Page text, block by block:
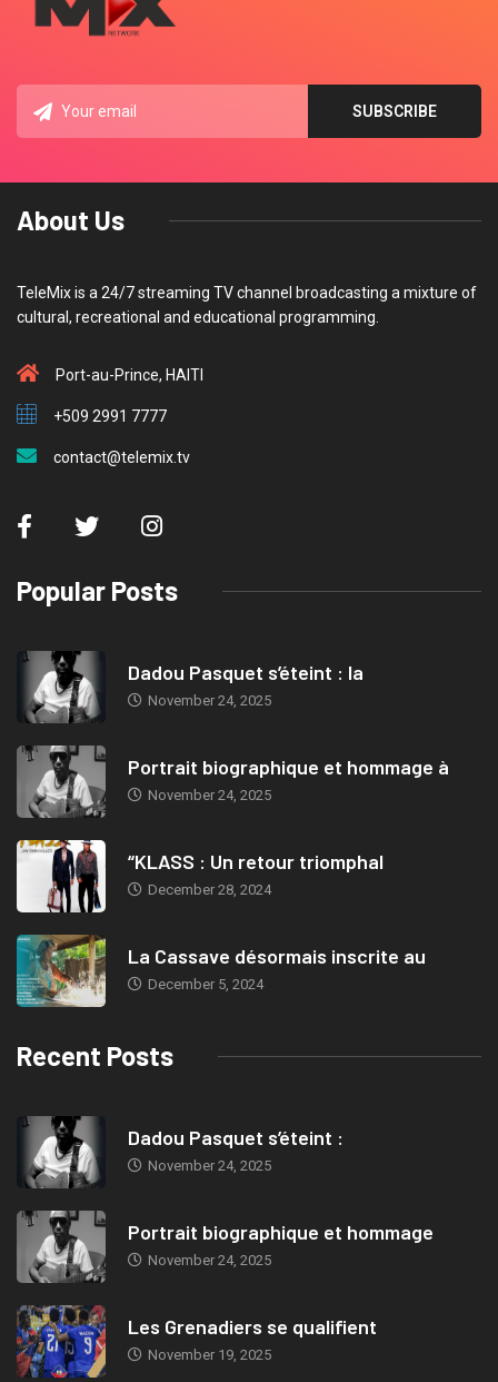
About Us
TeleMix is a 24/7 streaming TV channel broadcasting a mixture of
cultural, recreational and educational programming.
Port-au-Prince, HAITI
+509 2991 7777
contact@telemix.tv
Popular Posts
Dadou Pasquet s’éteint : la
November 24, 2025
Portrait biographique et hommage à
November 24, 2025
“KLASS : Un retour triomphal
December 28, 2024
La Cassave désormais inscrite au
December 5, 2024
Recent Posts
Dadou Pasquet s’éteint :
November 24, 2025
Portrait biographique et hommage
November 24, 2025
Les Grenadiers se qualifient
November 19, 2025